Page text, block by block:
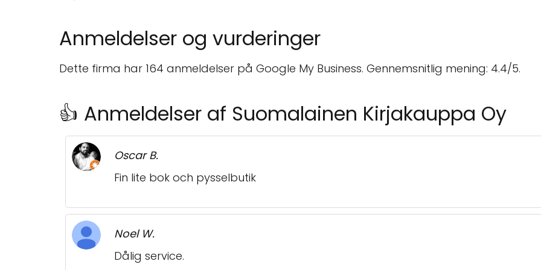
Anmeldelser og vurderinger
Dette firma har 164 anmeldelser på Google My Business. Gennemsnitlig mening: 4.4/5.
👍 Anmeldelser af Suomalainen Kirjakauppa Oy
Oscar B.
Fin lite bok och pysselbutik
Noel W.
Dålig service.